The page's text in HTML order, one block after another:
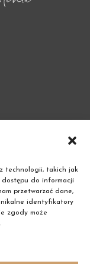
technologii, takich jak
dostępu do informacji
przetwarzać dane,
identyfikatory
zgody może